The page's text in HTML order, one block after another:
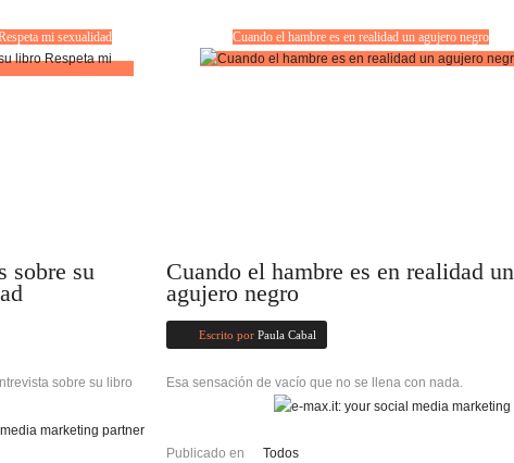
mi sexualidad
sobre su
sobre su libro
Cuando el hambre es en realidad un agujero negro
Cuando el hambre es en realidad un
agujero negro
Escrito por Paula Cabal
Esa sensación de vacío que no se llena con nada.
Publicado en Todos